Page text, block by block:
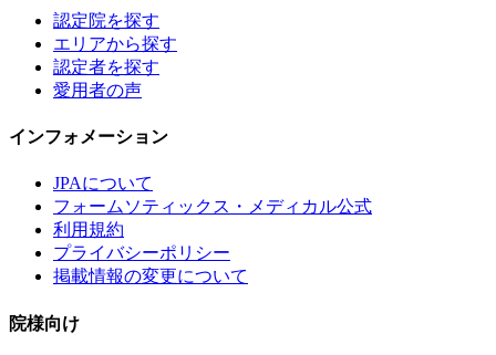
認定院を探す
エリアから探す
認定者を探す
愛用者の声
インフォメーション
JPAについて
フォームソティックス・メディカル公式
利用規約
プライバシーポリシー
掲載情報の変更について
院様向け